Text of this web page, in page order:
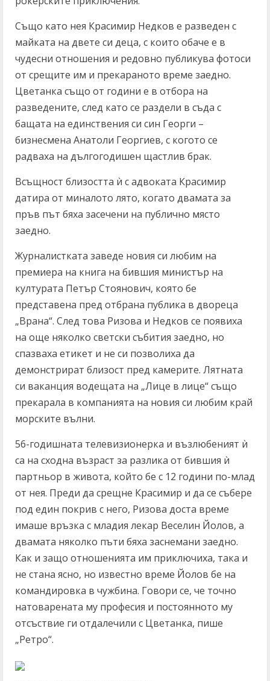
Също като нея Красимир Недков е разведен с
майката на двете си деца, с които обаче е в
чудесни отношения и редовно публикува фотоси
от срещите им и прекараното време заедно.
Цветанка също от години е в отбора на
разведените, след като се раздели в съда с
бащата на единствения си син Георги –
бизнесмена Анатоли Георгиев, с когото се
радваха на дългогодишен щастлив брак.
Всъщност близостта ѝ с адвоката Красимир
датира от миналото лято, когато двамата за
пръв път бяха засечени на публично място
заедно.
Журналистката заведе новия си любим на
премиера на книга на бившия министър на
културата Петър Стоянович, която бе
представена пред отбрана публика в двореца
„Врана“. След това Ризова и Недков се появиха
на още няколко светски събития заедно, но
спазваха етикет и не си позволиха да
демонстрират близост пред камерите. Лятната
си ваканция водещата на „Лице в лице“ също
прекарала в компанията на новия си любим край
морските вълни.
56-годишната телевизионерка и възлюбеният ѝ
са на сходна възраст за разлика от бившия ѝ
партньор в живота, който бе с 12 години по-млад
от нея. Преди да срещне Красимир и да се събере
под един покрив с него, Ризова доста време
имаше връзка с младия лекар Веселин Йолов, а
двамата няколко пъти бяха заснемани заедно.
Как и защо отношенията им приключиха, така и
не стана ясно, но известно време Йолов бе на
командировка в чужбина. Говори се, че точно
натоварената му професия и постоянното му
отсъствие ги отдалечили с Цветанка, пише
„Ретро“.